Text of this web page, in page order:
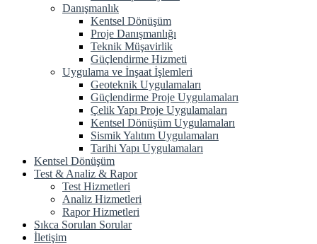
Danışmanlık
Kentsel Dönüşüm
Proje Danışmanlığı
Teknik Müşavirlik
Güçlendirme Hizmeti
Uygulama ve İnşaat İşlemleri
Geoteknik Uygulamaları
Güçlendirme Proje Uygulamaları
Çelik Yapı Proje Uygulamaları
Kentsel Dönüşüm Uygulamaları
Sismik Yalıtım Uygulamaları
Tarihi Yapı Uygulamaları
Kentsel Dönüşüm
Test & Analiz & Rapor
Test Hizmetleri
Analiz Hizmetleri
Rapor Hizmetleri
Sıkca Sorulan Sorular
İletişim